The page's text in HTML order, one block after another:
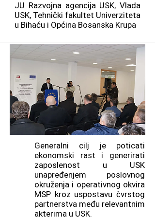
JU Razvojna agencija USK, Vlada
USK, Tehnički fakultet Univerziteta
u Bihaću i Općina Bosanska Krupa
Generalni cilj je poticati
ekonomski rast i generirati
zaposlenost u USK
unapređenjem poslovnog
okruženja i operativnog okvira
MSP kroz uspostavu čvrstog
partnerstva među relevantnim
akterima u USK.